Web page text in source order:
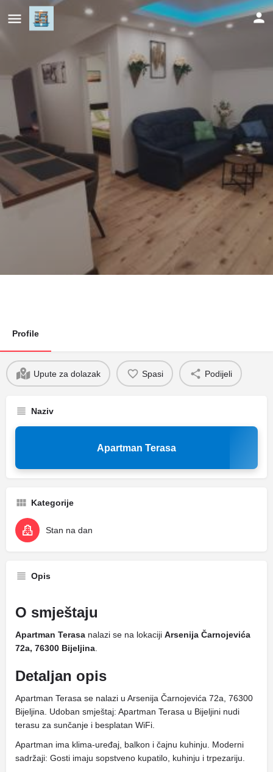
Apartman Terasa
Profile
Upute za dolazak Spasi Podijeli
Naziv
Apartman Terasa
Kategorije
Stan na dan
Opis
O smještaju
Apartman Terasa nalazi se na lokaciji Arsenija Čarnojevića
72a, 76300 Bijeljina
Detaljan opis
Apartman Terasa se nalazi u Arsenija Čarnojevića 72a, 76300
Bijeljina. Udoban smještaj: Apartman Terasa u Bijeljini nudi
terasu za sunčanje i besplatan WiFi.
Apartman ima klima-uređaj, balkon i čajnu kuhinju. Moderni
sadržaji: Gosti imaju sopstveno kupatilo, kuhinju i trpezariju.